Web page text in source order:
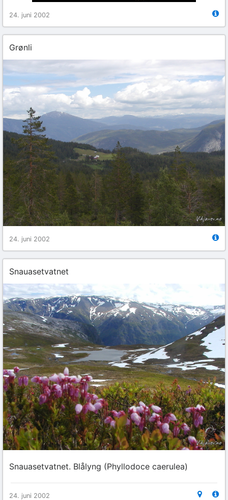
24. juni 2002
Grønli
24. juni 2002
Snauasetvatnet
Snauasetvatnet. Blålyng (Phyllodoce caerulea)
24. juni 2002